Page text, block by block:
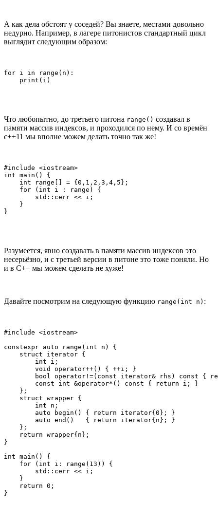
А как дела обстоят у соседей? Вы знаете, местами довольно
недурно. Например, в лагере питонистов стандартный цикл
выглядит следующим образом:
for i in range(n):
    print(i)
Что любопытно, до третьего питона range() создавал в
памяти массив индексов, и проходился по нему. И со времён
c++11 мы вполне можем делать точно так же!
#include <iostream>
int main() {
    int range[] = {0,1,2,3,4,5};
    for (int i : range) {
        std::cerr << i;
    }
}
Разумеется, явно создавать в памяти массив индексов это
несерьёзно, и с третьей версии в питоне это тоже поняли. Но
и в C++ мы можем сделать не хуже!
Давайте посмотрим на следующую функцию range(int n) :
#include <iostream>
constexpr auto range(int n) {
    struct iterator {
        int i;
        void operator++() { ++i; }
bool operator!=(const iterator& rhs) const {
        const int &operator*() const { return i; }
    };
    struct wrapper {
        int n;
        auto begin() { return iterator{0}; }
        auto end()   { return iterator{n}; }
    };
    return wrapper{n};
}
int main() {
    for (int i: range(13)) {
        std::cerr << i;
    }
    return 0;
}